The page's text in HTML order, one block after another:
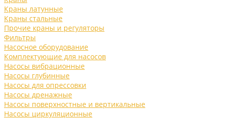
Краны латунные
Краны стальные
Прочие краны и регуляторы
Фильтры
Насосное оборудование
Комплектующие для насосов
Насосы вибрационные
Насосы глубинные
Насосы для опрессовки
Насосы дренажные
Насосы поверхностные и вертикальные
Насосы циркуляционные